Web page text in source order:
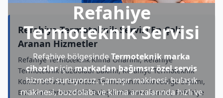
Refahiye
Termoteknik Servisi
Refahiye bölgesindeTermoteknik marka
cihazlariçinmarkadan bağımsız özel servis
hizmeti sunuyoruz. Çamaşır makinesi, bulaşık
makinesi, buzdolabı ve klima arızalarında hızlı ve
Refahiye Termoteknik Servisi En Çok
Aranan Hizmetler
Refahiye Termoteknik Klima Onarımı, Refahiye
Termoteknik Buzdolabı Bakımı, Refahiye Termoteknik
Kombi Servisi, Erzincan Termoteknik Mikrodalga Bakımı,
Erzincan Termoteknik Bulaşık Makinesi Servisi, Refahiye